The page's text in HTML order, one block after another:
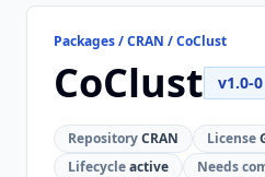
Packages / CRAN / CoClust
CoClust v1.0-0
RepositoryCRAN License
Lifecycleactive Needs